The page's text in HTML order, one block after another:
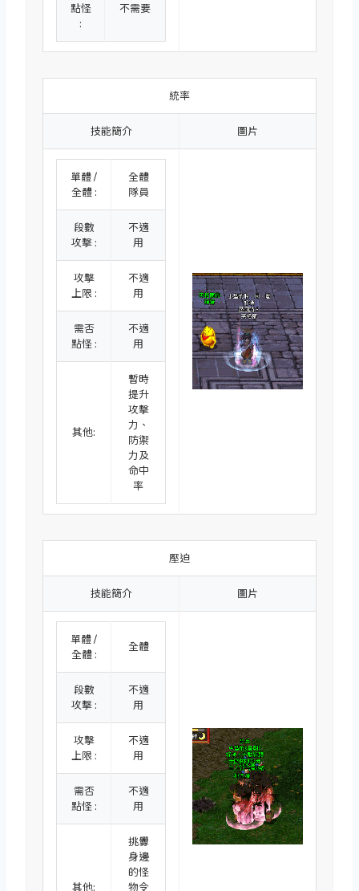
點怪
:
不需要
統率
技能簡介 圖片
單體 /
全體 :
全體
隊員
段數
攻擊 :
不適
用
攻擊
上限 :
不適
用
需否
點怪 :
不適
用
其他:
暫時
提升
攻擊
力、
防禦
力及
命中
率
壓迫
技能簡介 圖片
單體 /
全體 :
全體
段數
攻擊 :
不適
用
攻擊
上限 :
不適
用
需否
點怪 :
不適
用
其他:
挑釁
身邊
的怪
物令